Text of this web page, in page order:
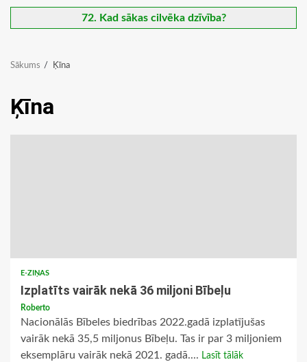
72. Kad sākas cilvēka dzīvība?
Sākums Ķīna
Ķīna
E-ZIŅAS
Izplatīts vairāk nekā 36 miljoni Bībeļu
Roberto
Nacionālās Bībeles biedrības 2022.gadā izplatījušas
vairāk nekā 35,5 miljonus Bībeļu. Tas ir par 3 miljoniem
eksemplāru vairāk nekā 2021. gadā.... Lasīt tālāk